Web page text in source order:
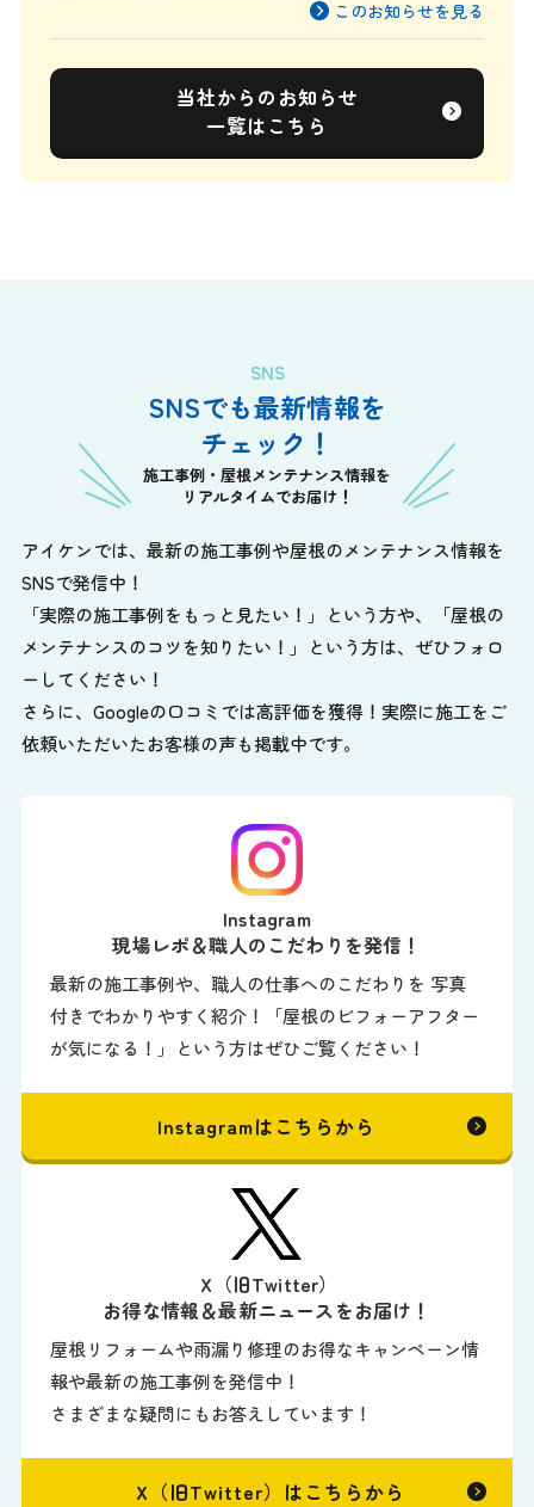
このお知らせを見る
当社からのお知らせ
一覧はこちら
SNS
SNSでも最新情報を
チェック！
施工事例・屋根メンテナンス情報を
リアルタイムでお届け！
アイケンでは、最新の施工事例や屋根のメンテナンス情報を
SNSで発信中！
「実際の施工事例をもっと見たい！」という方や、
「屋根の
メンテナンスのコツを知りたい！」という方は、ぜひフォロ
ーしてください！
さらに、Googleの口コミでは高評価を獲得！実際に施工をご
依頼いただいたお客様の声も掲載中です。
Instagram
現場レポ＆職人のこだわりを発信！
最新の施工事例や、職人の仕事へのこだわりを 写真
付きでわかりやすく紹介！「屋根のビフォーアフター
が気になる！」という方はぜひご覧ください！
Instagramはこちらから
X（旧Twitter）
お得な情報＆最新ニュースをお届け！
屋根リフォームや雨漏り修理のお得なキャンペーン情
報や最新の施工事例を発信中！
さまざまな疑問にもお答えしています！
X（旧Twitter）はこちらから